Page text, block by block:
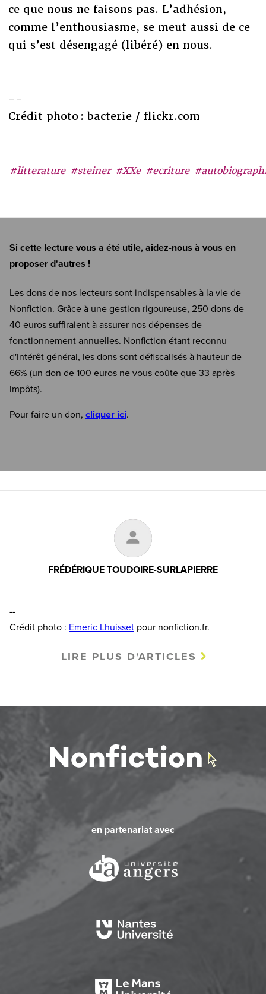
#litterature #steiner #XXe #ecriture
ce que nous ne faisons pas. L’adhésion,
comme l’enthousiasme, se meut aussi de ce
qui s’est désengagé (libéré) en nous.
--
Crédit photo : bacterie / flickr.com
Si cette lecture vous a été utile, aidez-nous à vous en
proposer d'autres !
Les dons de nos lecteurs sont indispensables à la vie de
Nonfiction. Grâce à une gestion rigoureuse, 250 dons de
40 euros suffiraient à assurer nos dépenses de
fonctionnement annuelles. Nonfiction étant reconnu
d'intérêt général, les dons sont défiscalisés à hauteur de
66% (un don de 100 euros ne vous coûte que 33 après
impôts).
Pour faire un don, cliquer ici.
FRÉDÉRIQUE TOUDOIRE-SURLAPIERRE
--
Crédit photo : Emeric Lhuisset pour nonfiction.fr.
LIRE PLUS D'ARTICLES
en partenariat avec